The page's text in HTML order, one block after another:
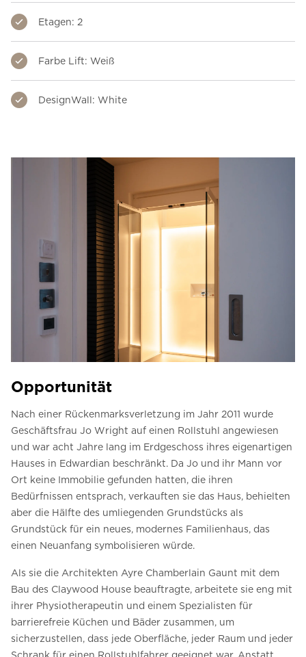
Etagen: 2
Farbe Lift: Weiß
DesignWall: White
Opportunität
Nach einer Rückenmarksverletzung im Jahr 2011 wurde
Geschäftsfrau Jo Wright auf einen Rollstuhl angewiesen
und war acht Jahre lang im Erdgeschoss ihres eigenartigen
Hauses in Edwardian beschränkt. Da Jo und ihr Mann vor
Ort keine Immobilie gefunden hatten, die ihren
Bedürfnissen entsprach, verkauften sie das Haus, behielten
aber die Hälfte des umliegenden Grundstücks als
Grundstück für ein neues, modernes Familienhaus, das
einen Neuanfang symbolisieren würde.
Als sie die Architekten Ayre Chamberlain Gaunt mit dem
Bau des Claywood House beauftragte, arbeitete sie eng mit
ihrer Physiotherapeutin und einem Spezialisten für
barrierefreie Küchen und Bäder zusammen, um
sicherzustellen, dass jede Oberfläche, jeder Raum und jeder